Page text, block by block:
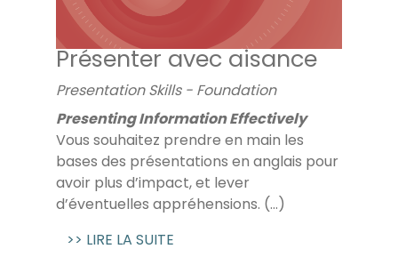
Présenter avec aisance
Presentation Skills - Foundation
Presenting Information Effectively
Vous souhaitez prendre en main les
bases des présentations en anglais pour
avoir plus d’impact, et lever
d’éventuelles appréhensions. (...)
>> LIRE LA SUITE